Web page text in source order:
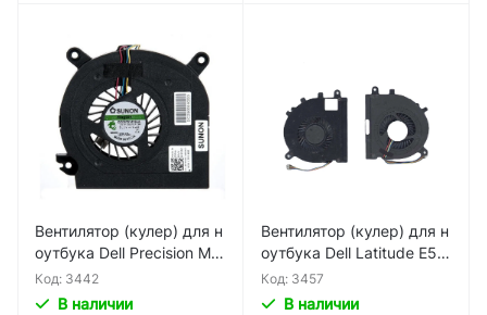
Вентилятор (кулер) для н
оутбука Dell Precision M4
400, Latitude E6500 p/n Z
B0507PGV1-6A YP387
Код: 3442
В наличии
Вентилятор (кулер) для н
оутбука Dell Latitude E55
30 p/n 09HTYD AVC BATA
0613R5H
Код: 3457
В наличии